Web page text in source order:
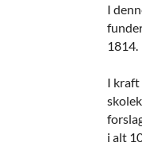
I
1814.
I kraft
i alt